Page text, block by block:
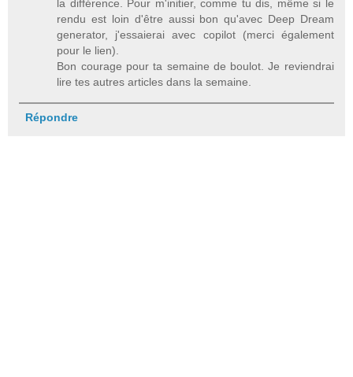
la différence. Pour m'initier, comme tu dis, même si le
rendu est loin d'être aussi bon qu'avec Deep Dream
generator, j'essaierai avec copilot (merci également
pour le lien).
Bon courage pour ta semaine de boulot. Je reviendrai
lire tes autres articles dans la semaine.
Répondre